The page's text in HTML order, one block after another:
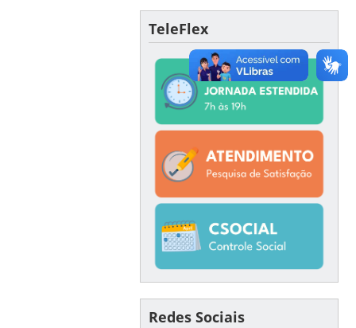
TeleFlex
Redes Sociais